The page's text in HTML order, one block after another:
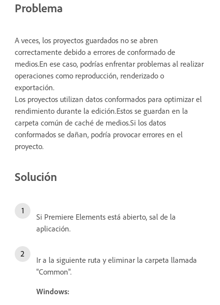
Problema
A veces, los proyectos guardados no se abren
correctamente debido a errores de conformado de
medios.En ese caso, podrías enfrentar problemas al realizar
operaciones como reproducción, renderizado o
exportación.
Los proyectos utilizan datos conformados para optimizar el
rendimiento durante la edición.Estos se guardan en la
carpeta común de caché de medios.Si los datos
conformados se dañan, podría provocar errores en el
proyecto.
Solución
Si Premiere Elements está abierto, sal de la
aplicación.
Ir a la siguiente ruta y eliminar la carpeta llamada
"Common".
Windows: